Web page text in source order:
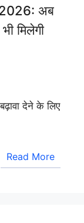
2026: अब
मिलेगी
देने के लिए
Read More